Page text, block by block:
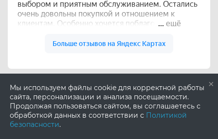
×
Мы используем файлы cookie для корректной работы
сайта, персонализации и анализа посещаемости.
Продолжая пользоваться сайтом, вы соглашаетесь с
обработкой данных в соответствии с Политикой
безопасности.